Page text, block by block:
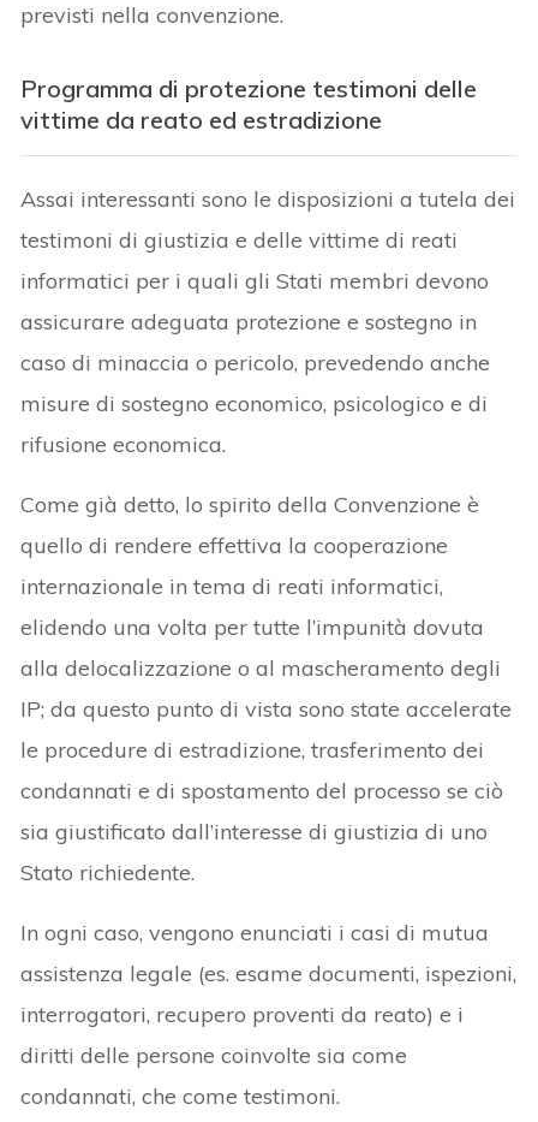
previsti nella convenzione.
Programma di protezione testimoni delle
vittime da reato ed estradizione
Assai interessanti sono le disposizioni a tutela dei
testimoni di giustizia e delle vittime di reati
informatici per i quali gli Stati membri devono
assicurare adeguata protezione e sostegno in
caso di minaccia o pericolo, prevedendo anche
misure di sostegno economico, psicologico e di
rifusione economica.
Come già detto, lo spirito della Convenzione è
quello di rendere effettiva la cooperazione
internazionale in tema di reati informatici,
elidendo una volta per tutte l’impunità dovuta
alla delocalizzazione o al mascheramento degli
IP; da questo punto di vista sono state accelerate
le procedure di estradizione, trasferimento dei
condannati e di spostamento del processo se ciò
sia giustificato dall’interesse di giustizia di uno
Stato richiedente.
In ogni caso, vengono enunciati i casi di mutua
assistenza legale (es. esame documenti, ispezioni,
interrogatori, recupero proventi da reato) e i
diritti delle persone coinvolte sia come
condannati, che come testimoni.